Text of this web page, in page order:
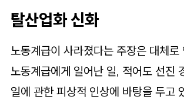
탈산업화 신화
노동계급이 사라졌다는 주장은 대체로
노동계급에게 일어난 일, 적어도 선진
일에 관한 피상적 인상에 바탕을 두고